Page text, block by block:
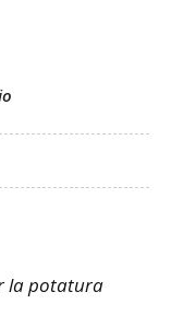
la potatura